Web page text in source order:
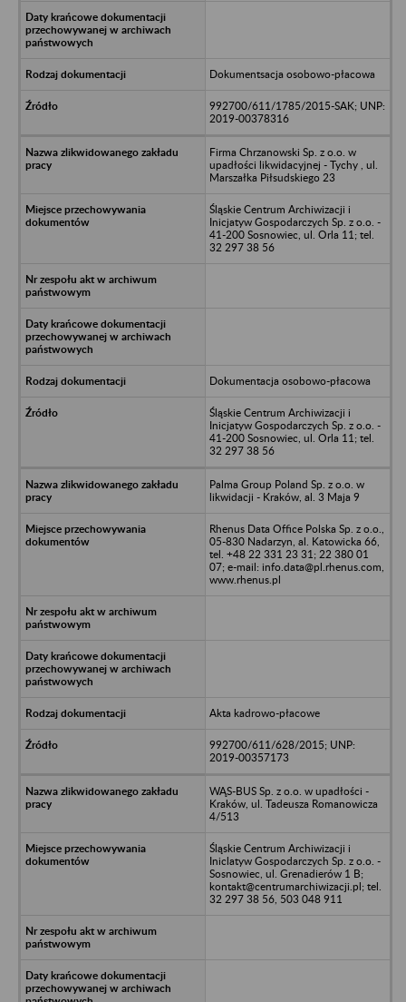
Dokumentsacja osobowo-płacowa
992700/611/1785/2015-SAK; UNP:
2019-00378316
Firma Chrzanowski Sp. z o.o. w
upadłości likwidacyjnej - Tychy , ul.
Marszałka Piłsudskiego 23
Śląskie Centrum Archiwizacji i
Inicjatyw Gospodarczych Sp. z o.o. -
41-200 Sosnowiec, ul. Orla 11; tel.
32 297 38 56
Dokumentacja osobowo-płacowa
Śląskie Centrum Archiwizacji i
Inicjatyw Gospodarczych Sp. z o.o. -
41-200 Sosnowiec, ul. Orla 11; tel.
32 297 38 56
Palma Group Poland Sp. z o.o. w
likwidacji - Kraków, al. 3 Maja 9
Rhenus Data Office Polska Sp. z o.o.,
05-830 Nadarzyn, al. Katowicka 66,
tel. +48 22 331 23 31; 22 380 01
07; e-mail: info.data@pl.rhenus.com,
www.rhenus.pl
Akta kadrowo-płacowe
992700/611/628/2015; UNP:
2019-00357173
WĄS-BUS Sp. z o.o. w upadłości -
Kraków, ul. Tadeusza Romanowicza
4/513
Śląskie Centrum Archiwizacji i
Iniclatyw Gospodarczych Sp. z o.o. -
Sosnowiec, ul. Grenadierów 1 B;
kontakt@centrumarchiwizacji.pl; tel.
32 297 38 56, 503 048 911